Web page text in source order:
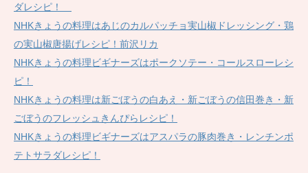
ダレシピ！
NHKきょうの料理はあじのカルパッチョ実山椒ドレッシング・鶏
の実山椒唐揚げレシピ！前沢リカ
NHKきょうの料理ビギナーズはポークソテー・コールスローレシ
ピ！
NHKきょうの料理は新ごぼうの白あえ・新ごぼうの信田巻き・新
ごぼうのフレッシュきんぴらレシピ！
NHKきょうの料理ビギナーズはアスパラの豚肉巻き・レンチンポ
テトサラダレシピ！